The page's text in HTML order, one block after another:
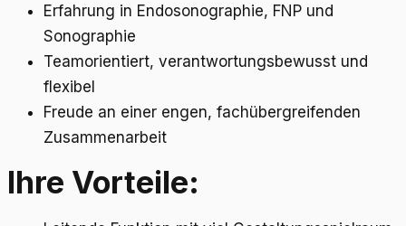
Erfahrung in Endosonographie, FNP und
Sonographie
Teamorientiert, verantwortungsbewusst und
flexibel
Freude an einer engen, fachübergreifenden
Zusammenarbeit
Ihre Vorteile: